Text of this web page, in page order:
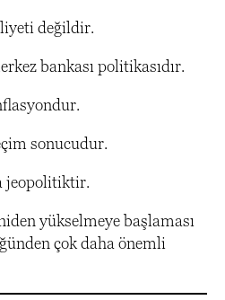
değildir.
bankası politikasıdır.
sonucudur.
jeopolitiktir.
yükselmeye başlaması
çok daha önemli